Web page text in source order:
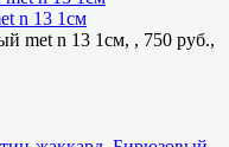
n 13 1см
met n 13 1см, , 750 руб.,